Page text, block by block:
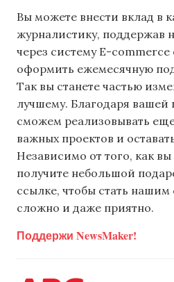
Вы можете внести вклад в
журналистику, поддержав
через систему E-commerce
оформить ежемесячную
Так вы станете частью
лучшему. Благодаря
сможем реализовывать
важных проектов и
Независимо от того, как
получите небольшой
ссылке, чтобы стать нашим
сложно и даже приятно.
Поддержи NewsMaker!